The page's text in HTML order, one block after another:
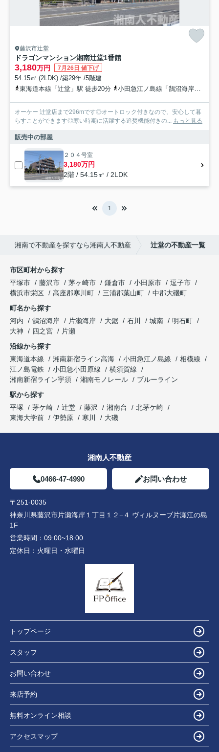
藤沢市辻堂
ドラゴンマンション湘南辻堂1番館
3,180万円 7月26日 値下げ
54.15㎡ (2LDK) /築29年 /5階建
東海道本線「辻堂」駅 徒歩20分
小田急江ノ島線「鵠沼海岸」駅 徒歩39分
オーケー 辻堂店まで296mです◎オートロック付きなので、安心して暮
らすことができます◎寒い時期に活躍する追焚機能付きの... もっと見る
販売中の部屋
２０４号室
3,180万円
2階 / 54.15㎡ / 2LDK
1
湘南で不動産を探すなら湘南人不動産 辻堂の不動産一覧
市区町村から探す
平塚市
藤沢市 茅ヶ崎市 鎌倉市 小田原市
逗子市
横浜市栄区
高座郡寒川町 三浦郡葉山町
中郡大磯町
町名から探す
河内
鵠沼海岸 片瀬海岸 大鋸 石川 城南
明石町
大神
四之宮
片瀬
沿線から探す
東海道本線
湘南新宿ライン高海 小田急江ノ島線
相模線
江ノ島電鉄
小田急小田原線
横須賀線
湘南新宿ライン宇須
湘南モノレール
ブルーライン
駅から探す
平塚
茅ケ崎 辻堂 藤沢 湘南台
北茅ケ崎
東海大学前
伊勢原 寒川 大磯
湘南人不動産
0466-47-4990 お問い合わせ
〒251-0035
神奈川県藤沢市片瀬海岸１丁目１２−４ ヴィルヌーブ片瀬江の島
1F
営業時間： 09:00~18:00
定休日： 火曜日・水曜日
トップページ
スタッフ
お問い合わせ
来店予約
無料オンライン相談
アクセスマップ